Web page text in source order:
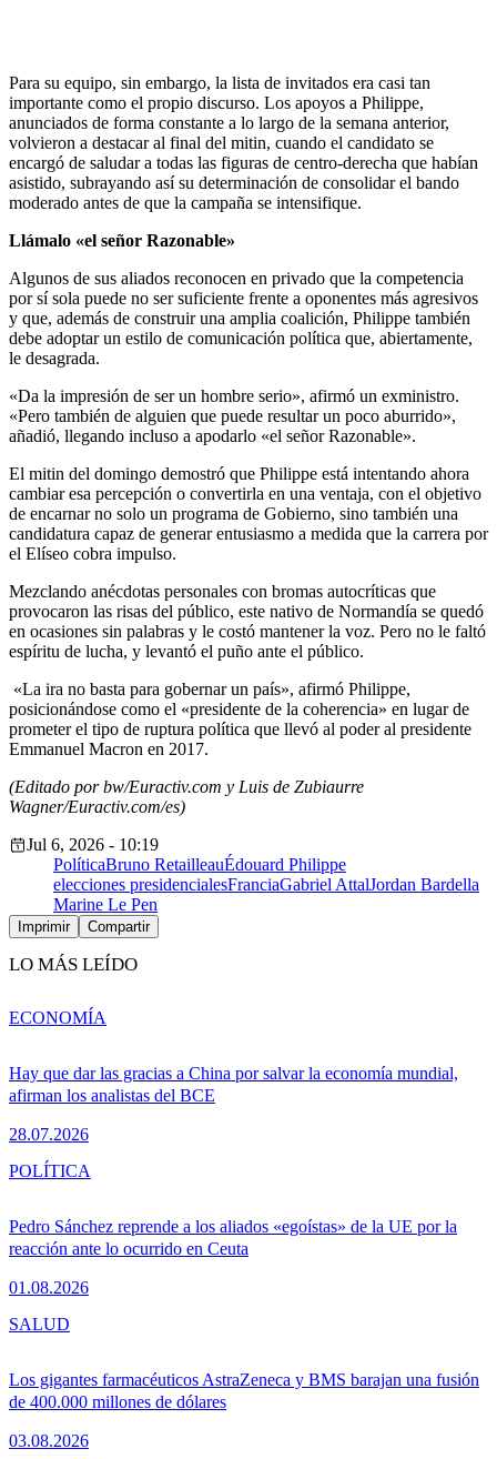
Para su equipo, sin embargo, la lista de invitados era casi tan
importante como el propio discurso. Los apoyos a Philippe,
anunciados de forma constante a lo largo de la semana anterior,
volvieron a destacar al final del mitin, cuando el candidato se
encargó de saludar a todas las figuras de centro-derecha que habían
asistido, subrayando así su determinación de consolidar el bando
moderado antes de que la campaña se intensifique.
Llámalo «el señor Razonable»
Algunos de sus aliados reconocen en privado que la competencia
por sí sola puede no ser suficiente frente a oponentes más agresivos
y que, además de construir una amplia coalición, Philippe también
debe adoptar un estilo de comunicación política que, abiertamente,
le desagrada.
«Da la impresión de ser un hombre serio», afirmó un exministro.
«Pero también de alguien que puede resultar un poco aburrido»,
añadió, llegando incluso a apodarlo «el señor Razonable».
El mitin del domingo demostró que Philippe está intentando ahora
cambiar esa percepción o convertirla en una ventaja, con el objetivo
de encarnar no solo un programa de Gobierno, sino también una
candidatura capaz de generar entusiasmo a medida que la carrera por
el Elíseo cobra impulso.
Mezclando anécdotas personales con bromas autocríticas que
provocaron las risas del público, este nativo de Normandía se quedó
en ocasiones sin palabras y le costó mantener la voz. Pero no le faltó
espíritu de lucha, y levantó el puño ante el público.
«La ira no basta para gobernar un país», afirmó Philippe,
posicionándose como el «presidente de la coherencia» en lugar de
prometer el tipo de ruptura política que llevó al poder al presidente
Emmanuel Macron en 2017.
(Editado por bw/Euractiv.com y Luis de Zubiaurre
Wagner/Euractiv.com/es)
Jul 6, 2026 - 10:19
PolíticaBruno RetailleauÉdouard Philippe
elecciones presidencialesFranciaGabriel AttalJordan Bardella
Marine Le Pen
Imprimir Compartir
LO MÁS LEÍDO
Hay que dar las gracias a China por salvar la economía mundial,
afirman los analistas del BCE
28.07.2026
ECONOMÍA
Pedro Sánchez reprende a los aliados «egoístas» de la UE por la
reacción ante lo ocurrido en Ceuta
01.08.2026
POLÍTICA
Los gigantes farmacéuticos AstraZeneca y BMS barajan una fusión
de 400.000 millones de dólares
03.08.2026
SALUD